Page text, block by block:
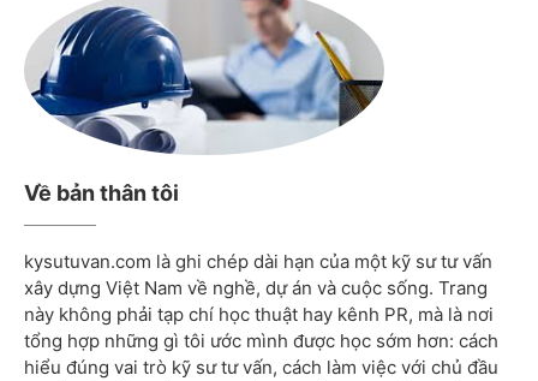
Về bản thân tôi
kysutuvan.com là ghi chép dài hạn của một kỹ sư tư vấn
xây dựng Việt Nam về nghề, dự án và cuộc sống. Trang
này không phải tạp chí học thuật hay kênh PR, mà là nơi
tổng hợp những gì tôi ước mình được học sớm hơn: cách
hiểu đúng vai trò kỹ sư tư vấn, cách làm việc với chủ đầu